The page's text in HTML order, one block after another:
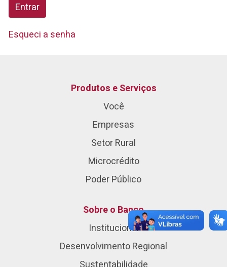
Entrar
Esqueci a senha
Produtos e Serviços
Você
Empresas
Setor Rural
Microcrédito
Poder Público
Sobre o Banco
Institucional
Desenvolvimento Regional